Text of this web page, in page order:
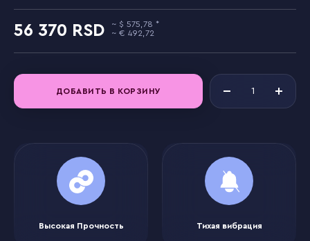
56 370
575,78
492,72
ДОБАВИТЬ В КОРЗИНУ
Высокая Прочность Тихая вибрация